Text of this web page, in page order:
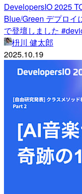
DevelopersIO 2025
Blue/Green デプロイ
で登壇しました
枡川 健太郎
2025.10.19